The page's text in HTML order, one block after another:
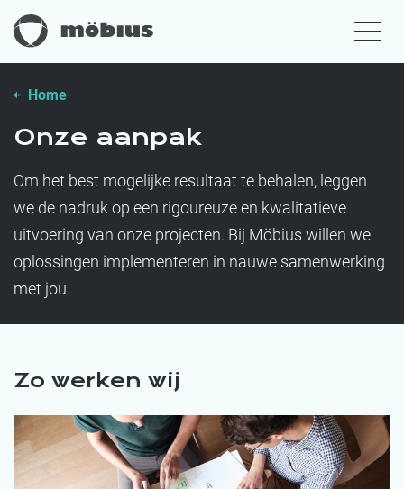
Home
Onze aanpak
Om het best mogelijke resultaat te behalen, leggen
we de nadruk op een rigoureuze en kwalitatieve
uitvoering van onze projecten. Bij Möbius willen we
oplossingen implementeren in nauwe samenwerking
met jou.
Zo werken wij